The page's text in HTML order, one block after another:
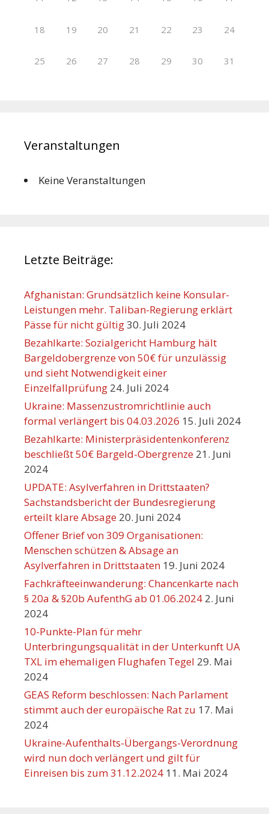
18 19 20 21 22 23 24
25 26 27 28 29 30 31
Veranstaltungen
Keine Veranstaltungen
Letzte Beiträge:
Afghanistan: Grundsätzlich keine Konsular-
Leistungen mehr. Taliban-Regierung erklärt
Pässe für nicht gültig30. Juli 2024
Bezahlkarte: Sozialgericht Hamburg hält
Bargeldobergrenze von 50€ für unzulässig
und sieht Notwendigkeit einer
Einzelfallprüfung 24. Juli 2024
Ukraine: Massenzustromrichtlinie auch
formal verlängert bis 04.03.2026 15. Juli 2024
Bezahlkarte: Ministerpräsidentenkonferenz
beschließt 50€ Bargeld-Obergrenze 21. Juni
2024
UPDATE: Asylverfahren in Drittstaaten?
Sachstandsbericht der Bundesregierung
erteilt klare Absage 20. Juni 2024
Offener Brief von 309 Organisationen:
Menschen schützen & Absage an
Asylverfahren in Drittstaaten 19. Juni 2024
Fachkräfteeinwanderung: Chancenkarte nach
§ 20a & §20b AufenthG ab 01.06.2024 2. Juni
2024
10-Punkte-Plan für mehr
Unterbringungsqualität in der Unterkunft UA
TXL im ehemaligen Flughafen Tegel 29. Mai
2024
GEAS Reform beschlossen: Nach Parlament
stimmt auch der europäische Rat zu 17. Mai
2024
Ukraine-Aufenthalts-Übergangs-Verordnung
wird nun doch verlängert und gilt für
Einreisen bis zum 31.12.2024 11. Mai 2024